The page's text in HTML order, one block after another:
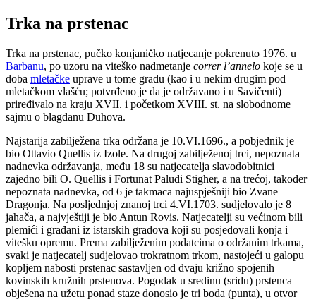
Trka na prstenac
Trka na prstenac, pučko konjaničko natjecanje pokrenuto 1976. u
Barbanu, po uzoru na viteško nadmetanje correr l’annelo koje se u
doba mletačke uprave u tome gradu (kao i u nekim drugim pod
mletačkom vlašću; potvrđeno je da je održavano i u Savičenti)
priređivalo na kraju XVII. i početkom XVIII. st. na slobodnome
sajmu o blagdanu Duhova.
Najstarija zabilježena trka održana je 10.VI.1696., a pobjednik je
bio Ottavio Quellis iz Izole. Na drugoj zabilježenoj trci, nepoznata
nadnevka održavanja, među 18 su natjecatelja slavodobitnici
zajedno bili O. Quellis i Fortunat Paludi Stigher, a na trećoj, također
nepoznata nadnevka, od 6 je takmaca najuspješniji bio Zvane
Dragonja. Na posljednjoj znanoj trci 4.VI.1703. sudjelovalo je 8
jahača, a najvještiji je bio Antun Rovis. Natjecatelji su većinom bili
plemići i građani iz istarskih gradova koji su posjedovali konja i
vitešku opremu. Prema zabilježenim podatcima o održanim trkama,
svaki je natjecatelj sudjelovao trokratnom trkom, nastojeći u galopu
kopljem nabosti prstenac sastavljen od dvaju križno spojenih
kovinskih kružnih prstenova. Pogodak u sredinu (sridu) prstenca
obješena na užetu ponad staze donosio je tri boda (punta), u otvor